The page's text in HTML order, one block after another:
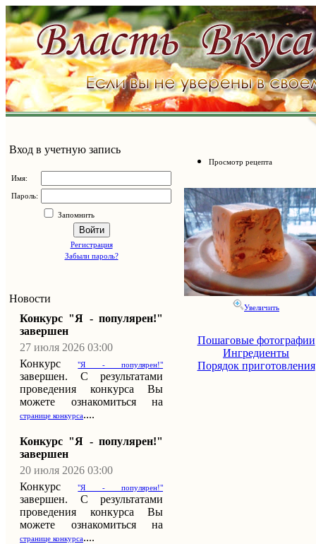
Вход в учетную запись
Имя:
Пароль:
Запомнить
Войти
Регистрация
Забыли пароль?
Новости
Конкурс "Я - популярен!"
завершен
27 июля 2026 03:00
Конкурс"Я - популярен!"
завершен. С результатами
проведения конкурса Вы
можете ознакомиться на
странице конкурса....
Конкурс "Я - популярен!"
завершен
20 июля 2026 03:00
Конкурс"Я - популярен!"
завершен. С результатами
проведения конкурса Вы
можете ознакомиться на
странице конкурса....
Просмотр рецепта
Увеличить
Пошаговые фотографии
Ингредиенты
Порядок приготовления